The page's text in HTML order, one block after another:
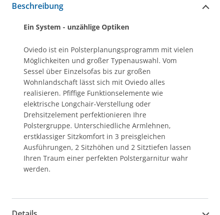
Beschreibung
Ein System - unzählige Optiken
Oviedo ist ein Polsterplanungsprogramm mit vielen
Möglichkeiten und großer Typenauswahl. Vom
Sessel über Einzelsofas bis zur großen
Wohnlandschaft lässt sich mit Oviedo alles
realisieren. Pfiffige Funktionselemente wie
elektrische Longchair-Verstellung oder
Drehsitzelement perfektionieren Ihre
Polstergruppe. Unterschiedliche Armlehnen,
erstklassiger Sitzkomfort in 3 preisgleichen
Ausführungen, 2 Sitzhöhen und 2 Sitztiefen lassen
Ihren Traum einer perfekten Polstergarnitur wahr
werden.